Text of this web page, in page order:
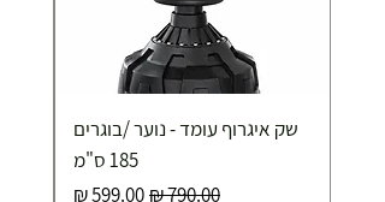
שק איגרוף עומד - נוער /בוגרים
185 ס"מ
מחיר רגילמחיר מבצע